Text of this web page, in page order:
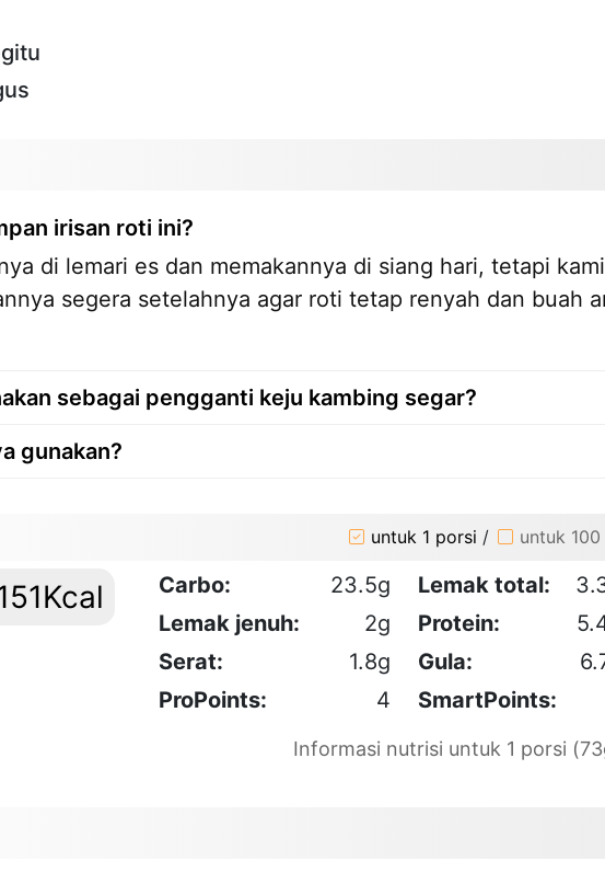
irisan roti ini?
di lemari es dan memakannya di siang hari, tetapi kami
segera setelahnya agar roti tetap renyah dan buah
sebagai pengganti keju kambing segar?
gunakan?
untuk 1 porsi / untuk
Carbo: 23.5g Lemak total:
Lemak jenuh:
2g Protein:
Serat:
1.8g Gula:
ProPoints:
4 SmartPoints:
Informasi nutrisi untuk 1 porsi